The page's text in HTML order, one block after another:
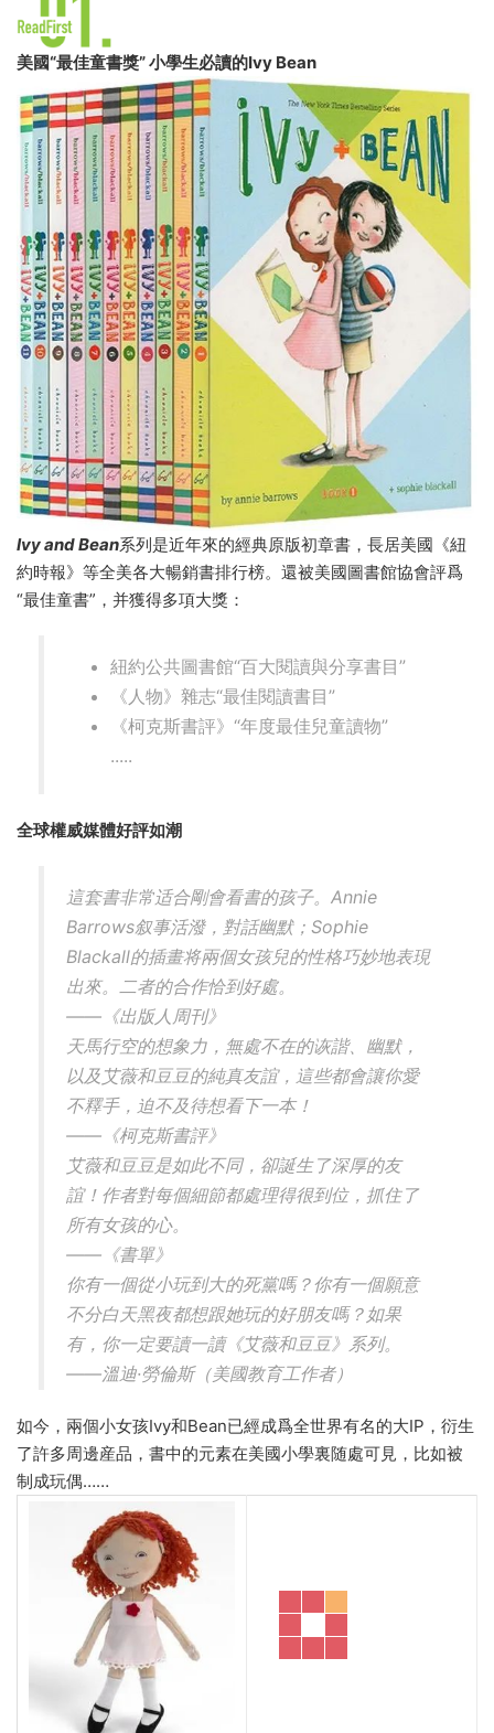
美國“最佳童書獎”小學生必讀的Ivy Bean
Ivy andBean系列是近年來的經典原版初章書，長居美國《紐
約時報》等全美各大暢銷書排行榜。還被美國圖書館協會評爲
“最佳童書”，并獲得多項大獎：
紐約公共圖書館“百大閱讀與分享書目”
《人物》雜志“最佳閱讀書目”
《柯克斯書評》“年度最佳兒童讀物”
.....
全球權威媒體好評如潮
這套書非常适合剛會看書的孩子。Annie
Barrows叙事活潑，對話幽默；Sophie
Blackall的插畫将兩個女孩兒的性格巧妙地表現
出來。二者的合作恰到好處。
——《出版人周刊》
天馬行空的想象力，無處不在的诙諧、幽默，
以及艾薇和豆豆的純真友誼，這些都會讓你愛
不釋手，迫不及待想看下一本！
——《柯克斯書評》
艾薇和豆豆是如此不同，卻誕生了深厚的友
誼！作者對每個細節都處理得很到位，抓住了
所有女孩的心。
——《書單》
你有一個從小玩到大的死黨嗎？你有一個願意
不分白天黑夜都想跟她玩的好朋友嗎？如果
有，你一定要讀一讀《艾薇和豆豆》系列。
——溫迪·勞倫斯（美國教育工作者）
如今，兩個小女孩Ivy和Bean已經成爲全世界有名的大IP，衍生
了許多周邊産品，書中的元素在美國小學裏随處可見，比如被
制成玩偶……